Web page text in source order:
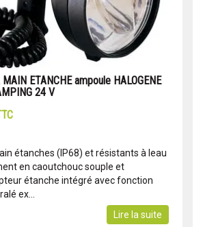
MAIN ETANCHE ampoule HALOGENE
24 V
étanches (IP68) et résistants à leau
en caoutchouc souple et
étanche intégré avec fonction
ex...
Lire la suite